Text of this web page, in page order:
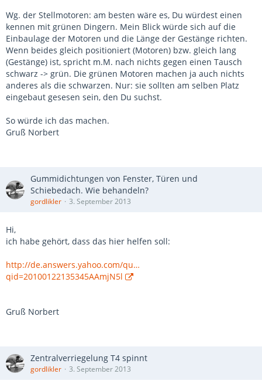
Wg. der Stellmotoren: am besten wäre es, Du würdest einen
kennen mit grünen Dingern. Mein Blick würde sich auf die
Einbaulage der Motoren und die Länge der Gestänge richten.
Wenn beides gleich positioniert (Motoren) bzw. gleich lang
(Gestänge) ist, spricht m.M. nach nichts gegen einen Tausch
schwarz -> grün. Die grünen Motoren machen ja auch nichts
anderes als die schwarzen. Nur: sie sollten am selben Platz
eingebaut gesesen sein, den Du suchst.
So würde ich das machen.
Gruß Norbert
Gummidichtungen von Fenster, Türen und
Schiebedach. Wie behandeln?
gordlikler 3. September 2013
Hi,
ich habe gehört, dass das hier helfen soll:
http://de.answers.yahoo.com/qu…
qid=20100122135345AAmjN5l
Gruß Norbert
Zentralverriegelung T4 spinnt
gordlikler 3. September 2013